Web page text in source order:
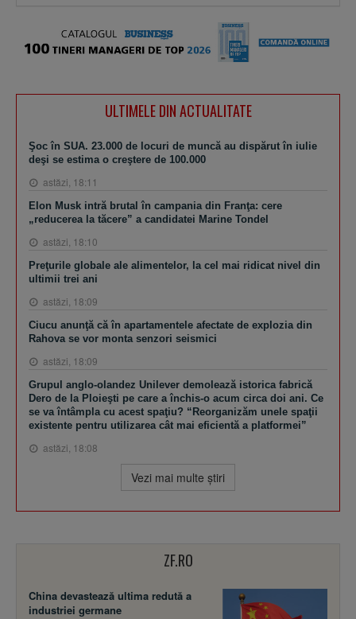
ULTIMELE DIN ACTUALITATE
Şoc în SUA. 23.000 de locuri de muncă au dispărut în iulie
deşi se estima o creştere de 100.000
astăzi, 18:11
Elon Musk intră brutal în campania din Franţa: cere
„reducerea la tăcere” a candidatei Marine Tondel
astăzi, 18:10
Preţurile globale ale alimentelor, la cel mai ridicat nivel din
ultimii trei ani
astăzi, 18:09
Ciucu anunţă că în apartamentele afectate de explozia din
Rahova se vor monta senzori seismici
astăzi, 18:09
Grupul anglo-olandez Unilever demolează istorica fabrică
Dero de la Ploieşti pe care a închis-o acum circa doi ani. Ce
se va întâmpla cu acest spaţiu? “Reorganizăm unele spaţii
existente pentru utilizarea cât mai eficientă a platformei”
astăzi, 18:08
Vezi mai multe ştiri
ZF.RO
China devastează ultima redută a
industriei germane